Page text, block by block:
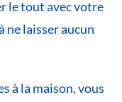
le tout avec votre
ne laisser aucun
à la maison, vous